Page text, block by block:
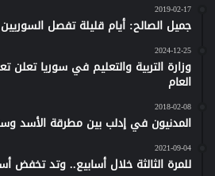
2019-02-17
جميل الصالح: أيام قليلة تفصل
2024-12-25
وزارة التربية والتعليم في سوريا تعلن
العام
2018-02-08
المدنيون في إدلب بين مطرقة الأسد
2021-09-04
للمرة الثالثة خلال أسابيع.. وتد تخفض